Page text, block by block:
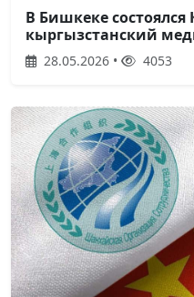
В Бишкеке состоялся
кыргызстанский
28.05.2026 • 4053